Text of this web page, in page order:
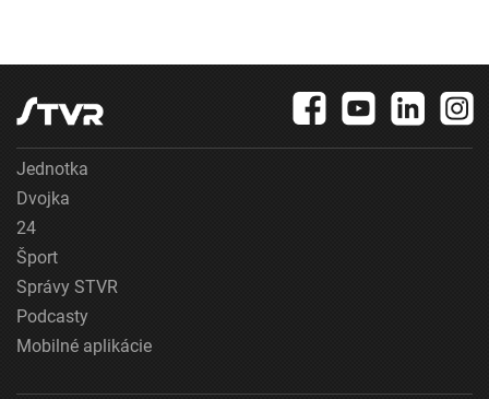
Jednotka
Dvojka
24
Šport
Správy STVR
Podcasty
Mobilné aplikácie